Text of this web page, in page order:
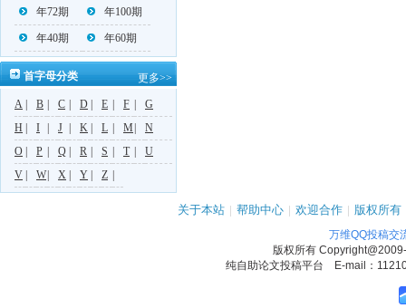
年72期 年100期
年40期 年60期
首字母分类 更多>>
A B C D E F
G
H
I J K L M
N
O
P Q R S T
U
V
W X Y Z
关于本站 | 帮助中心 | 欢迎合作 | 版权所有
万维QQ投稿交
版权所有
纯自助论文投稿平台 E-mail：